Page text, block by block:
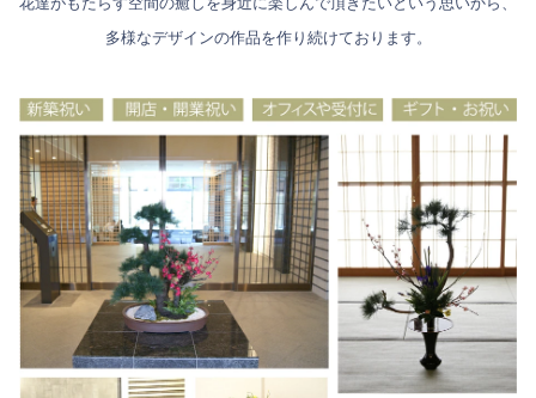
多様なデザインの作品を作り続けております。